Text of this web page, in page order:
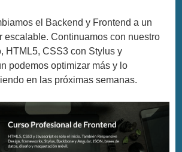
el Backend y Frontend a un
escalable. Continuamos con nuestro
HTML5, CSS3 con Stylus y
podemos optimizar más y lo
en las próximas semanas.